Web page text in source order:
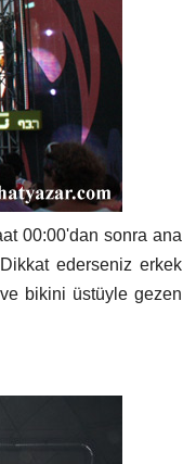
00:00'dan sonra ana
ederseniz erkek
bikini üstüyle gezen